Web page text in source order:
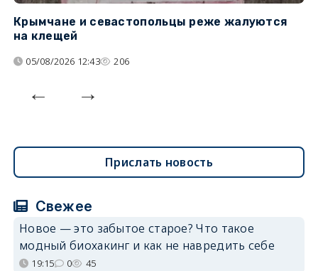
Крымчане и севастопольцы реже жалуются
на клещей
05/08/2026 12:43 206
Прислать новость
Свежее
Новое — это забытое старое? Что такое
модный биохакинг и как не навредить себе
19:15 0 45